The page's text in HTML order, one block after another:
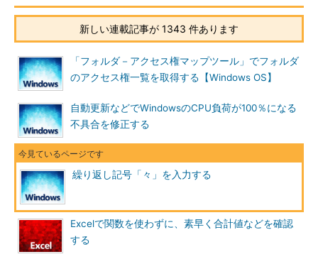
IME 2002 で顔文字を入力するには（マイクロソフト サ
ポート技術情報）
■この記事と関連性の高い別の記事
分からない漢字の読みを簡単に調べるには
IMEの変換候補リストをカスタマイズする（TIPS）
Excelでセル入力時の日本語入力モードを自動的に切り替
える（入力規則編）（TIPS）
Windowsで「今日」「去年」などの日付（年月日）を素
早く入力する （TIPS）
Chromebookでユーザー辞書に単語登録する
「 Tech TIPS」
新しい連載記事が 1343 件あります
「フォルダ－アクセス権マップツール」でフォルダ
のアクセス権一覧を取得する【Windows OS】
自動更新などでWindowsのCPU負荷が100％になる
不具合を修正する
繰り返し記号「々」を入力する
Excelで関数を使わずに、素早く合計値などを確認
する